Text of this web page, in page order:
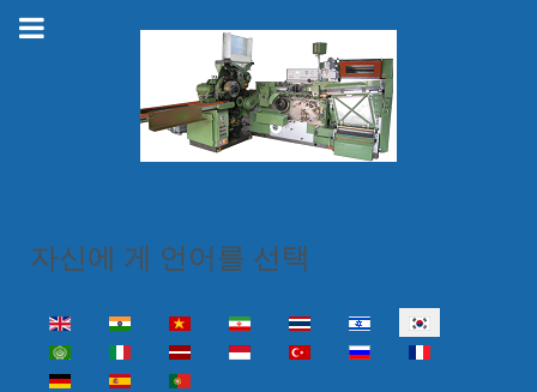
자신에 게 언어를 선택
Select your language